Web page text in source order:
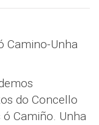
do Concello
ó Camiño. Unha